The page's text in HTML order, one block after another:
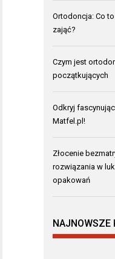
Ortodoncja: Co
zająć?
Czym jest
początkujących
Odkryj
Matfel.pl!
Złocenie
rozwiązania w
opakowań
NAJNOWSZE